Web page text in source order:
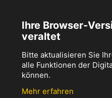
Ihre Browser-
veraltet
Bitte aktualisieren Sie
alle Funktionen der
können.
Mehr erfahren